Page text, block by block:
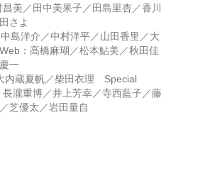
昌美／田中美果子／田島里杏／香川
さよ
島洋介／中村洋平／山田香里／大
：高橋麻瑚／松本鮎美／秋田佳
一
内蔵夏帆／柴田衣理 Special
瀧重博／井上芳幸／寺西藍子／藤
芝優太／岩田量自